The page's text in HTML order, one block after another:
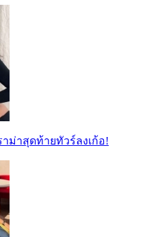
ม่าสุดท้ายทัวร์ลงเก้อ!